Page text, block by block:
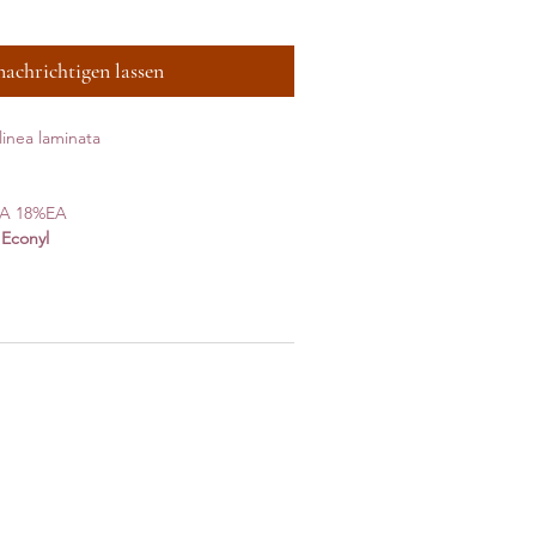
lassen
laminata
18%EA
Econyl